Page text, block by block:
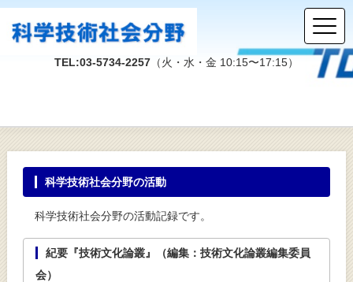
TEL:03-5734-2257 （火・水・金 10:15〜17:15）
科学技術社会分野の活動
科学技術社会分野の活動記録です。
紀要『技術文化論叢』（編集：技術文化論叢編集委員
会）